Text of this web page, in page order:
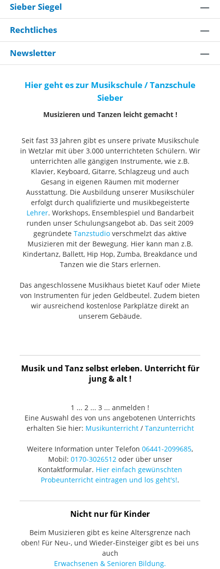
Sieber Siegel
Rechtliches
Newsletter
Hier geht es zur Musikschule / Tanzschule
Sieber
Musizieren und Tanzen leicht gemacht !
Seit fast 33 Jahren gibt es unsere private Musikschule
in Wetzlar mit über 3.000 unterrichteten Schülern. Wir
unterrichten alle gängigen Instrumente, wie z.B.
Klavier, Keyboard, Gitarre, Schlagzeug und auch
Gesang in eigenen Räumen mit moderner
Ausstattung. Die Ausbildung unserer Musikschüler
erfolgt durch qualifizierte und musikbegeisterte
Lehrer. Workshops, Ensemblespiel und Bandarbeit
runden unser Schulungsangebot ab. Das seit 2009
gegründete Tanzstudio verschmelzt das aktive
Musizieren mit der Bewegung. Hier kann man z.B.
Kindertanz, Ballett, Hip Hop, Zumba, Breakdance und
Tanzen wie die Stars erlernen.
Das angeschlossene Musikhaus bietet Kauf oder Miete
von Instrumenten für jeden Geldbeutel. Zudem bieten
wir ausreichend kostenlose Parkplätze direkt an
unserem Gebäude.
Musik und Tanz selbst erleben. Unterricht für
jung & alt !
1 ... 2 ... 3 ... anmelden !
Eine Auswahl des von uns angebotenen Unterrichts
erhalten Sie hier: Musikunterricht/ Tanzunterricht
Weitere Information unter Telefon 06441-2099685,
Mobil: 0170-3026512oder über unser
Kontaktformular. Hier einfach gewünschten
Probeunterricht eintragen und los geht's!.
Nicht nur für Kinder
Beim Musizieren gibt es keine Altersgrenze nach
oben! Für Neu-, und Wieder-Einsteiger gibt es bei uns
auch
Erwachsenen & Senioren Bildung.